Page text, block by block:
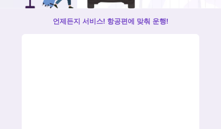
언제든지 서비스! 항공편에 맞춰 운행!